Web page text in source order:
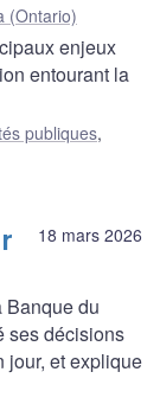
(Ontario)
enjeux
entourant la
publiques,
18 mars 2026
Banque du
ses décisions
jour, et explique